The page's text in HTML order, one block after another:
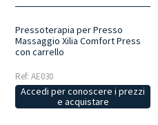
Pressoterapia per Presso
Massaggio Xilia Comfort Press
con carrello
Ref: AE030
Accedi per conoscere i prezzi
e acquistare